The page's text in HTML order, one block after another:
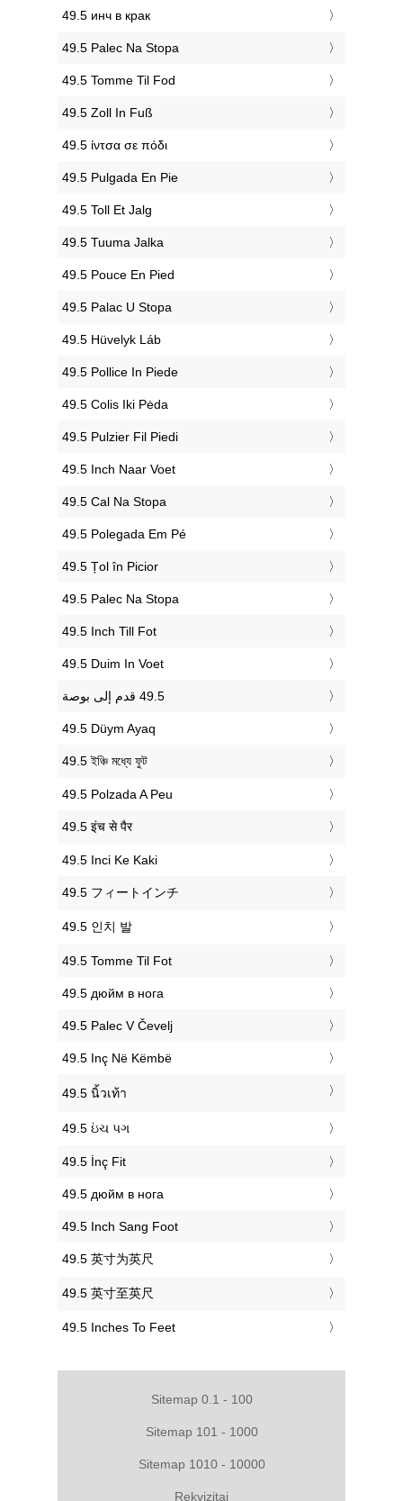
‎49.5 инч в крак
‎49.5 Palec Na Stopa
‎49.5 Tomme Til Fod
‎49.5 Zoll In Fuß
‎49.5 ίντσα σε πόδι
‎49.5 Pulgada En Pie
‎49.5 Toll Et Jalg
‎49.5 Tuuma Jalka
‎49.5 Pouce En Pied
‎49.5 Palac U Stopa
‎49.5 Hüvelyk Láb
‎49.5 Pollice In Piede
‎49.5 Colis Iki Pėda
‎49.5 Pulzier Fil Piedi
‎49.5 Inch Naar Voet
‎49.5 Cal Na Stopa
‎49.5 Polegada Em Pé
‎49.5 Țol în Picior
‎49.5 Palec Na Stopa
‎49.5 Inch Till Fot
‎49.5 Duim In Voet
‎49.5 Düym Ayaq
‎49.5 ইঞ্চি মধ্যে ফুট
‎49.5 Polzada A Peu
‎49.5 इंच से पैर
‎49.5 Inci Ke Kaki
‎49.5 フィートインチ
‎49.5 인치 발
‎49.5 Tomme Til Fot
‎49.5 дюйм в нога
‎49.5 Palec V Čevelj
‎49.5 Inç Në Këmbë
‎49.5 นิ้วเท้า
‎49.5 ઇંચ પગ
‎49.5 İnç Fit
‎49.5 дюйм в нога
‎49.5 Inch Sang Foot
‎49.5 英寸为英尺
‎49.5 英寸至英尺
‎49.5 Inches To Feet
Sitemap 0.1 - 100
Sitemap 101 - 1000
Sitemap 1010 - 10000
Rekvizitai